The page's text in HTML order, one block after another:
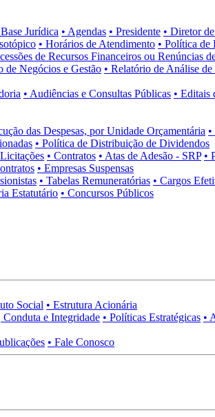
Base Jurídica • Agendas • Presidente • Diretor
• Horários de Atendimento • Política de
de Recursos Financeiros ou Renúncias
de Negócios e Gestão • Relatório de Análise
• Audiências e Consultas Públicas • Editais
das Despesas, por Unidade Orçamentária
• Política de Distribuição de Dividendos
• Contratos • Atas de Adesão - SRP •
• Empresas Suspensas
• Tabelas Remuneratórias • Cargos
Estatutário • Concursos Públicos
Social • Estrutura Acionária
e Integridade • Políticas Estratégicas •
• Fale Conosco